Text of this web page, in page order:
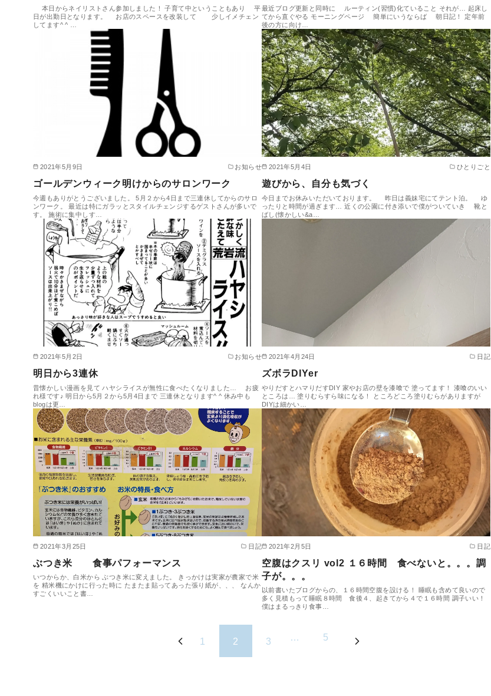
本日からネイリストさん参加しました！ 子育て中ということもあり 平
日が出勤日となります。 お店のスペースを改装して 少しイメチェン
してます^ ^ …
最近ブログ更新と同時に ルーティン(習慣)化ていること それが… 起床し
てから直ぐやる モーニングページ 簡単にいうならば 朝日記！ 定年前
後の方に向け…
2021年5月9日 お知らせ
ゴールデンウィーク明けからのサロンワーク
今週もありがとうございました。 5月２から4日まで三連休してからのサロ
ンワーク。 最近は特にガラッとスタイルチェンジするゲストさんが多いで
す。 施術に集中しす…
2021年5月4日 ひとりごと
遊びから、自分も気づく
今日までお休みいただいております。 昨日は義妹宅にてテント泊。 ゆ
ったりと時間が過ぎます… 近くの公園に付き添いで僕がついていき 靴と
ばし(懐かしい&a…
2021年5月2日 お知らせ
明日から3連休
昔懐かしい漫画を見て ハヤシライスが無性に食べたくなりました… お疲
れ様です♪ 明日から5月２から5月4日まで 三連休となります^ ^ 休み中も
blogは更…
2021年4月24日 日記
ズボラDIYer
やりだすとハマりだすDIY 家やお店の壁を漆喰で 塗ってます！ 漆喰のいい
ところは… 塗りむらすら味になる！ ところどころ塗りむらがありますが
DIYは細かい…
2021年3月25日 日記
ぶつき米 食事パフォーマンス
いつからか、白米から ぶつき米に変えました。 きっかけは実家が農家で米
を 精米機にかけに行った時に たまたま貼ってあった張り紙が、、、 なんか
すごくいいこと書…
2021年2月5日 日記
空腹はクスリ vol2 １６時間 食べないと。。。調
子が。。。
以前書いたブログからの、１６時間空腹を設ける！ 睡眠も含めて良いので
多く見積もって睡眠８時間 食後４、起きてから４で１６時間 調子いい！
僕はまるっきり食事…
1 2 3 … 5